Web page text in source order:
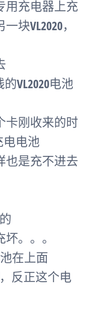
用充电器上充
块VL2020，
VL2020电池
卡刚收来的时
电电池
也是充不进去
。。。
在上面
反正这个电